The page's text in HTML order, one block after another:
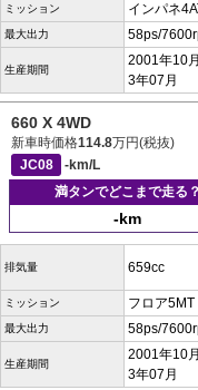
ミッション インパネ
最大出力 58ps/
生産期間
2001年10
3年07月
660 X 4WD
新車時価格114.8万円(税抜)
JC08
-km/L
満タンでどこまで走る？
-km
排気量 659cc
ミッション フロア5MT
最大出力 58ps/
生産期間
2001年10
3年07月